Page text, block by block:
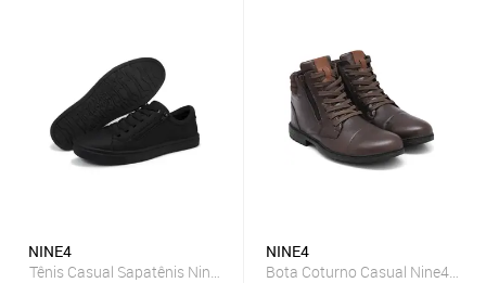
NINE4
Tênis Casual Sapatênis Nine4 em Lona Macio Solado Preto - Preto
NINE4
Bota Coturno Casual Nine4 em